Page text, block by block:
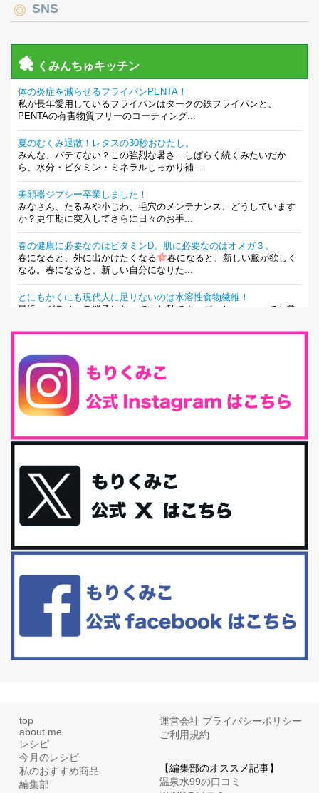
SNS
くみんちゅキッチン
体の炎症を減らせるフライパンPENTA！
私が長年愛用しているフライパンはタークの鉄フライパンと、
PENTAの有害物質フリーのコーティング...
夏のむくみ退散！レタスの30秒おひたし。
みんな、バテてない？この強烈な暑さ…しばらく続くみたいだか
ら、水分・ビタミン・ミネラルしっかり補...
美顔器ジプシー卒業しました！
みなさん、たるみや小じわ、毛穴のメンテナンス、どうしています
か？更年期に突入してさらに日々のお手...
春の健康に必要なのはビタミンD。肌に必要なのはオメガ３。
春になると、外に出かけたくなる
春になると、新しい服が欲しく
なる。春になると、新しい自分になりた...
とにもかくにも現代人に足りないのは水溶性食物繊維！
最近、グラノーラ迷子になっていた私です。が、と〜〜〜っても美
腸内環境を整えることは、健康維持の中でいっちばん大事！だと私
は思っています。 ヒトの免...
iHerb特大セール終了間近！みんな何買う？
最近お風呂上がりの炭酸水をシリカシリカにしているんだけど確か
今回は、最近毎回定期的に購入している「楽天ふるさと納税」の返
礼品トップ５を紹介します。今までいろ...
更年期を穏やかに乗りきるために今できる５つのこと。
アラフィフからの体と心の整え方。 私も気づけばアラフィフ、これ
といった更年期症状はまだ...
白髪・美容・免疫力、現代人に足りないのは海藻！
リーブオイルorごま油をたらす。&n...
top
about me
レシピ
今月のレシピ
私のおすすめ商品
編集部
運営会社 プライバシーポリシー
ご利用規約
【編集部のオススメ記事】
温泉水99の口コミ